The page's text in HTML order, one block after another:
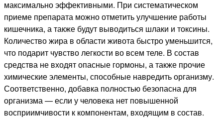
максимально эффективными. При систематическом
приеме препарата можно отметить улучшение работы
кишечника, а также будут выводиться шлаки и токсины.
Количество жира в области живота быстро уменьшится,
что подарит чувство легкости во всем теле. В состав
средства не входят опасные гормоны, а также прочие
химические элементы, способные навредить организму.
Соответственно, добавка полностью безопасна для
организма — если у человека нет повышенной
восприимчивости к компонентам, входящим в состав.